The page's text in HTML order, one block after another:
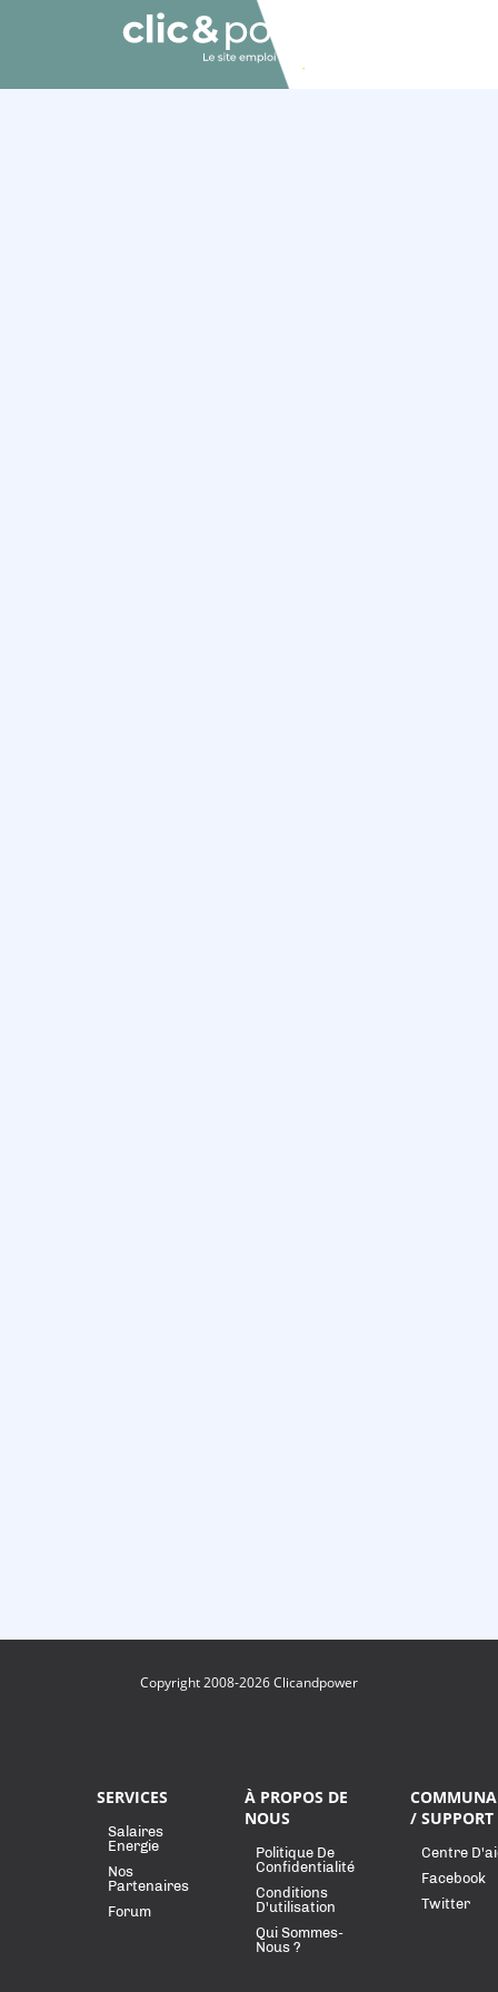
Copyright 2008-2026 Clicandpower
SERVICES
Salaires
Energie
Nos
Partenaires
Forum
À PROPOS DE
NOUS
Politique De
Confidentialité
Conditions
D'utilisation
Qui Sommes-
Nous ?
/ SUPPORT
Centre
Facebook
Twitter